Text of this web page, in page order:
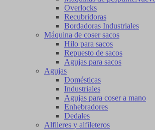
Overlocks
Recubridoras
Bordadoras Industriales
Máquina de coser sacos
Hilo para sacos
Repuesto de sacos
Agujas para sacos
Agujas
Domésticas
Industriales
Agujas para coser a mano
Enhebradores
Dedales
Alfileres y alfileteros